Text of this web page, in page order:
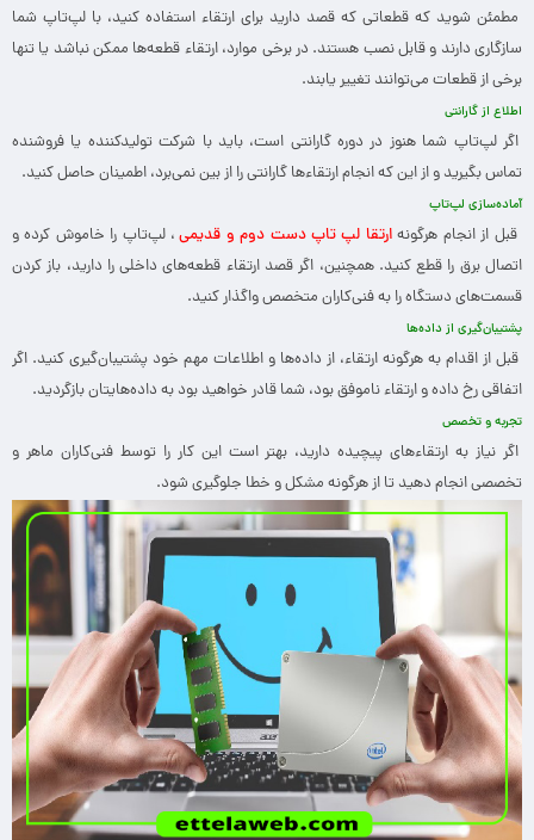
مطمئن شوید که قطعاتی که قصد دارید برای ارتقاء استفاده کنید، با لپ‌تاپ شما
سازگاری دارند و قابل نصب هستند. در برخی موارد، ارتقاء قطعه‌ها ممکن نباشد یا تنها
برخی از قطعات می‌توانند تغییر یابند.
اطلاع از گارانتی
اگر لپ‌تاپ شما هنوز در دوره گارانتی است، باید با شرکت تولیدکننده یا فروشنده
تماس بگیرید و از این که انجام ارتقاء‌ها گارانتی را از بین نمی‌برد، اطمینان حاصل کنید.
آماده‌سازی لپ‌تاپ
قبل از انجام هرگونهارتقا لپ تاپ دست دوم و قدیمی، لپ‌تاپ را خاموش کرده و
اتصال برق را قطع کنید. همچنین، اگر قصد ارتقاء قطعه‌های داخلی را دارید، باز کردن
قسمت‌های دستگاه را به فنی‌کاران متخصص واگذار کنید.
پشتیبان‌گیری از داده‌ها
قبل از اقدام به هرگونه ارتقاء، از داده‌ها و اطلاعات مهم خود پشتیبان‌گیری کنید. اگر
اتفاقی رخ داده و ارتقاء ناموفق بود، شما قادر خواهید بود به داده‌هایتان بازگردید.
تجربه و تخصص
اگر نیاز به ارتقاء‌های پیچیده دارید، بهتر است این کار را توسط فنی‌کاران ماهر و
تخصصی انجام دهید تا از هرگونه مشکل و خطا جلوگیری شود.